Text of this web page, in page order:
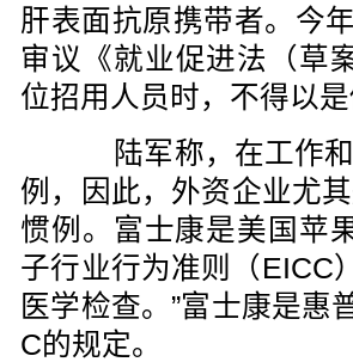
肝表面抗原携带者。今
审议《就业促进法（草
位招用人员时，不得以
陆军称，在工作和
例，因此，外资企业尤
惯例。富士康是美国苹
子行业行为准则（EICC
医学检查。”富士康是
C的规定。